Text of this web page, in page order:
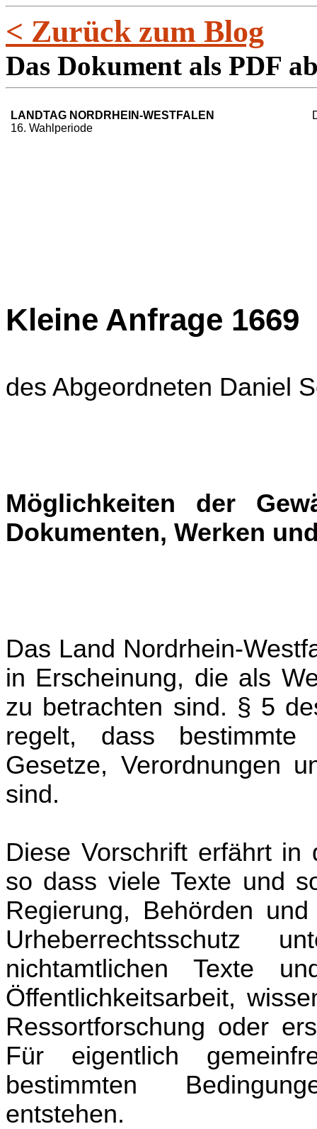
< Zurück zum Blog
Das Dokument als PDF
LANDTAG NORDRHEIN-WESTFALEN
16. Wahlperiode
Kleine Anfrage 1669
des Abgeordneten Daniel
Möglichkeiten der
Dokumenten, Werken
Das Land Nordrhein-
in Erscheinung, die als
zu betrachten sind. § 5
regelt, dass
Gesetze, Verordnungen
sind.
Diese Vorschrift erfährt in
so dass viele Texte und
Regierung, Behörden
Urheberrechtsschutz
nichtamtlichen Texte
Öffentlichkeitsarbeit,
Ressortforschung oder
Für eigentlich
bestimmten
entstehen.